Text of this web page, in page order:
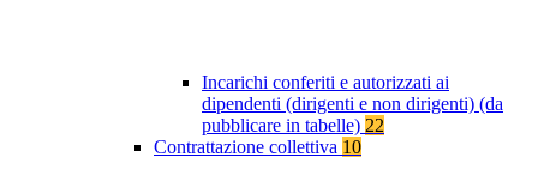
Incarichi conferiti e autorizzati ai
dipendenti (dirigenti e non dirigenti) (da
pubblicare in tabelle) 22
Contrattazione collettiva 10